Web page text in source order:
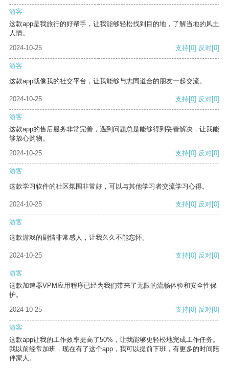
游客
这款app是我旅行的好帮手，让我能够轻松找到目的地，了解当地的风土
人情。
2024-10-25
支持[0] 反对[0]
游客
这款app就像我的社交平台，让我能够与志同道合的朋友一起交流。
2024-10-25 支持[0] 反对[0]
游客
这款app的售后服务非常完善，遇到问题总是能够得到妥善解决，让我能
够放心购物。
2024-10-25
支持[0] 反对[0]
游客
这款学习软件的社区氛围非常好，可以与其他学习者交流学习心得。
2024-10-25 支持[0] 反对[0]
游客
这款游戏的剧情非常感人，让我久久不能忘怀。
2024-10-25 支持[0] 反对[0]
游客
这款加速器VPM应用程序已经为我们带来了无限的流畅体验和安全性保
护。
2024-10-25
支持[0] 反对[0]
游客
这款app让我的工作效率提高了50%，让我能够更轻松地完成工作任务。
我以前经常加班，现在有了这个app，我可以提前下班，有更多的时间陪
伴家人。